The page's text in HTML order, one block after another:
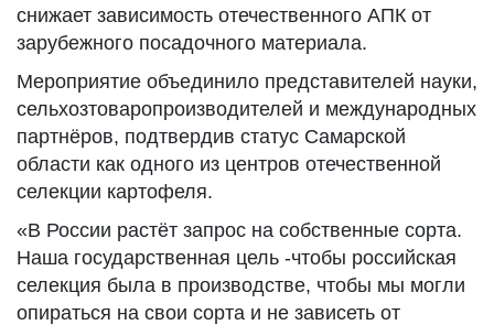
снижает зависимость отечественного АПК от
зарубежного посадочного материала.
Мероприятие объединило представителей науки,
сельхозтоваропроизводителей и международных
партнёров, подтвердив статус Самарской
области как одного из центров отечественной
селекции картофеля.
«В России растёт запрос на собственные сорта.
Наша государственная цель -чтобы российская
селекция была в производстве, чтобы мы могли
опираться на свои сорта и не зависеть от